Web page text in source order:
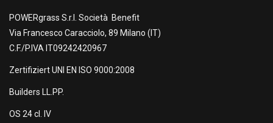
POWERgrass S.r.l. Società Benefit
Via Francesco Caracciolo, 89 Milano (IT)
C.F./P.IVA IT09242420967
Zertifiziert UNI EN ISO 9000:2008
Builders LL.PP.
OS 24 cl. IV